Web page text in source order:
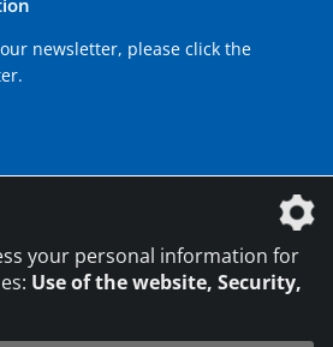
newsletter, please click the
your personal information for
Use of the website, Security,